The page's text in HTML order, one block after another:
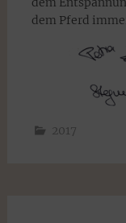
dem Pferd
2017